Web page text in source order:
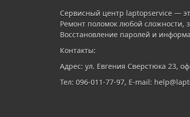
Сервисный центр laptopservice —
Ремонт поломок любой сложности,
Восстановление паролей и
Контакты:
Адрес: ул. Евгения Сверстюка 23,
Тел: 096-011-77-97, E-mail: